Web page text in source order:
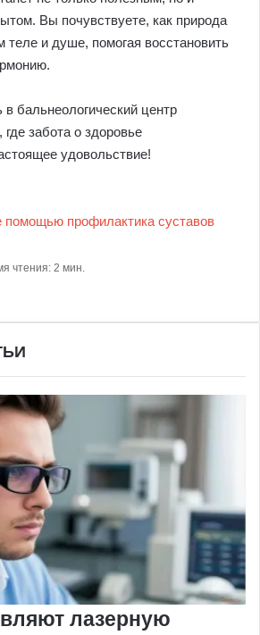
Вы почувствуете, как природа
теле и душе, помогая восстановить
бальнеологический центр
забота о здоровье
удовольствие!
помощью профилактика суставов
чтения: 2 мин.
лазерную